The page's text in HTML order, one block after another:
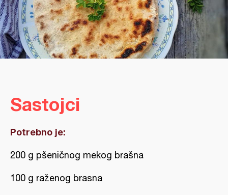
Sastojci
Potrebno je:
200 g pšeničnog mekog brašna
100 g raženog brasna